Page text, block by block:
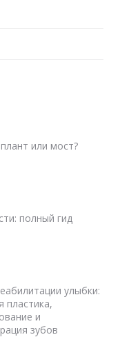
или мост?
полный гид
улыбки:
пластика,
и
зубов